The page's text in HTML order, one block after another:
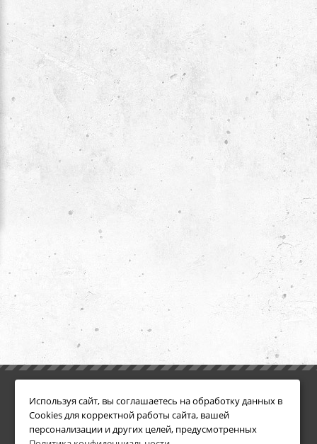
Условия возврата
О компании
Доставка
Акции
Используя сайт, вы соглашаетесь на обработку данных в
Cookies для корректной работы сайта, вашей
персонализации и других целей, предусмотренных